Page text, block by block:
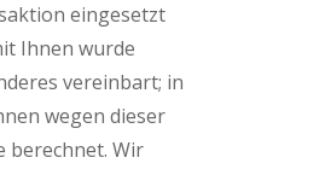
eingesetzt
Ihnen wurde
vereinbart; in
wegen dieser
berechnet. Wir